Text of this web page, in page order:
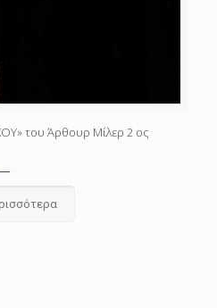
του Άρθουρ Μίλερ 2 ος